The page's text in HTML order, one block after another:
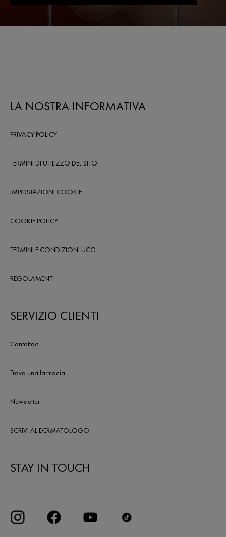
LA NOSTRA INFORMATIVA
PRIVACY POLICY
TERMINI DI UTILIZZO DEL SITO
IMPOSTAZIONI COOKIE
COOKIE POLICY
TERMINI E CONDIZIONI UCG
REGOLAMENTI
SERVIZIO CLIENTI
Contattaci
Trova una farmacia
Newsletter
SCRIVI AL DERMATOLOGO
STAY IN TOUCH